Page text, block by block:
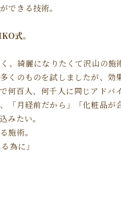
できる技術。
式。
、綺麗になりたくて沢山の
くのものを試しましたが、
何百人、何千人に同じアドバ
「月経前だから」「化粧品
みたい。
施術。
為に」